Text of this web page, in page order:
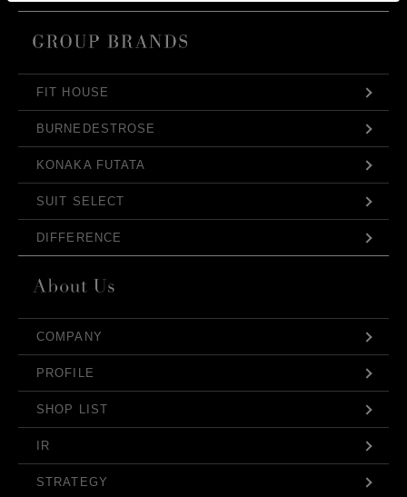
FIT HOUSE
BURNEDESTROSE
KONAKA FUTATA
SUIT SELECT
DIFFERENCE
COMPANY
PROFILE
SHOP LIST
IR
STRATEGY